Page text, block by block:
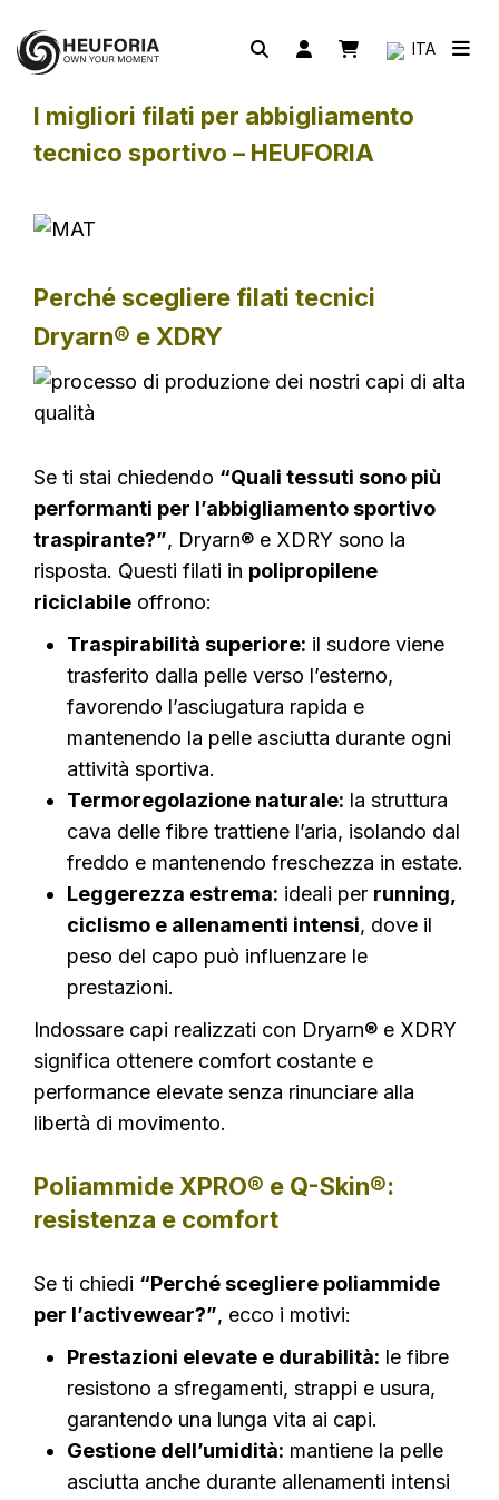
ITA
I migliori filati per abbigliamento
tecnico sportivo – HEUFORIA
Perché scegliere filati tecnici
Dryarn® e XDRY
Se ti stai chiedendo “Quali tessuti sono più
performanti per l’abbigliamento sportivo
traspirante?”, Dryarn® e XDRY sono la
risposta. Questi filati in polipropilene
riciclabile offrono:
Traspirabilità superiore: il sudore viene
trasferito dalla pelle verso l’esterno,
favorendo l’asciugatura rapida e
mantenendo la pelle asciutta durante ogni
attività sportiva.
Termoregolazione naturale: la struttura
cava delle fibre trattiene l’aria, isolando dal
freddo e mantenendo freschezza in estate.
Leggerezza estrema: ideali per running,
ciclismo e allenamenti intensi, dove il
peso del capo può influenzare le
prestazioni.
Indossare capi realizzati con Dryarn® e XDRY
significa ottenere comfort costante e
performance elevate senza rinunciare alla
libertà di movimento.
Poliammide XPRO® e Q-Skin®:
resistenza e comfort
Se ti chiedi “Perché scegliere poliammide
per l’activewear?”, ecco i motivi:
Prestazioni elevate e durabilità: le fibre
resistono a sfregamenti, strappi e usura,
garantendo una lunga vita ai capi.
Gestione dell’umidità: mantiene la pelle
asciutta anche durante allenamenti intensi